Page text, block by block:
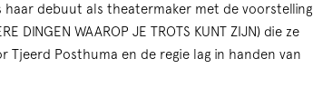
debuut als theatermaker met de voorstelling
DINGEN WAAROP JE TROTS KUNT ZIJN) die ze
Tjeerd Posthuma en de regie lag in handen van